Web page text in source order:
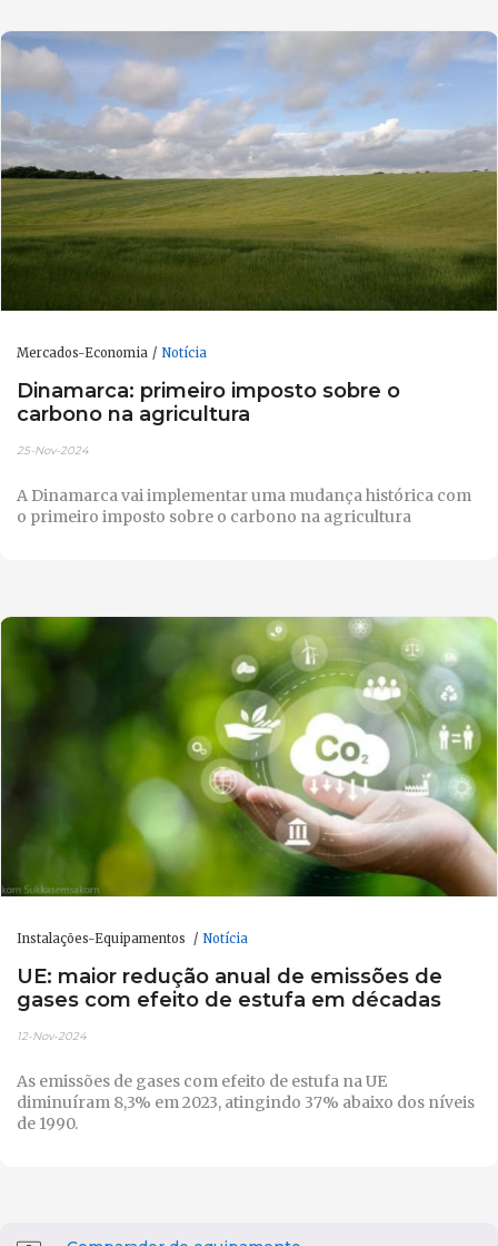
Mercados-Economia Notícia
Dinamarca: primeiro imposto sobre o
carbono na agricultura
25-Nov-2024
A Dinamarca vai implementar uma mudança histórica com
o primeiro imposto sobre o carbono na agricultura
Instalações-Equipamentos Notícia
UE: maior redução anual de emissões de
gases com efeito de estufa em décadas
12-Nov-2024
As emissões de gases com efeito de estufa na UE
diminuíram 8,3% em 2023, atingindo 37% abaixo dos níveis
de 1990.